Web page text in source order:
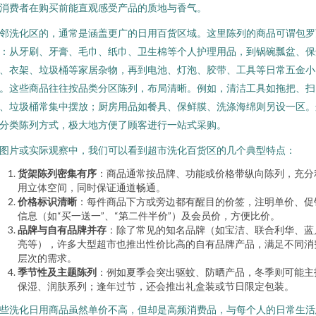
费者在购买前能直观感受产品的质地与香气。
洗化区的，通常是涵盖更广的日用百货区域。这里陈列的商品可谓包
从牙刷、牙膏、毛巾、纸巾、卫生棉等个人护理用品，到锅碗瓢盆、
衣架、垃圾桶等家居杂物，再到电池、灯泡、胶带、工具等日常五金小
这些商品往往按品类分区陈列，布局清晰。例如，清洁工具如拖把、扫
垃圾桶常集中摆放；厨房用品如餐具、保鲜膜、洗涤海绵则另设一区
类陈列方式，极大地方便了顾客进行一站式采购。
片或实际观察中，我们可以看到超市洗化百货区的几个典型特点：
货架陈列密集有序 ：商品通常按品牌、功能或价格带纵向陈列，充
用立体空间，同时保证通道畅通。
价格标识清晰 ：每件商品下方或旁边都有醒目的价签，注明单价、促
信息（如“买一送一”、“第二件半价”）及会员价，方便比价。
品牌与自有品牌并存 ：除了常见的知名品牌（如宝洁、联合利华、
亮等），许多大型超市也推出性价比高的自有品牌产品，满足不同消
层次的需求。
季节性及主题陈列 ：例如夏季会突出驱蚊、防晒产品，冬季则可能
保湿、润肤系列；逢年过节，还会推出礼盒装或节日限定包装。
洗化日用商品虽然单价不高，但却是高频消费品，与每个人的日常生